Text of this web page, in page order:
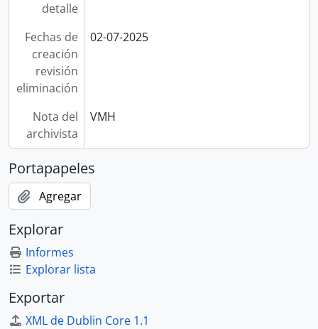
detalle
Fechas de
creación
revisión
eliminación
02-07-2025
Nota del
archivista
VMH
Portapapeles
Agregar
Explorar
Informes
Explorar lista
Exportar
XML de Dublin Core 1.1